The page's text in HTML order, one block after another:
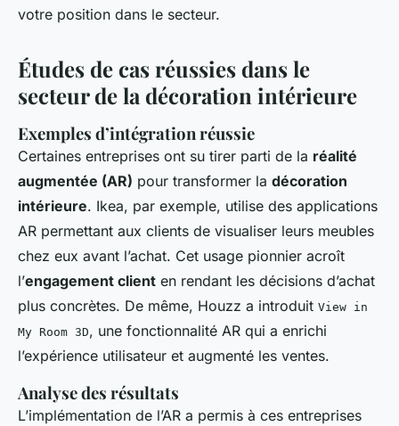
votre position dans le secteur.
Études de cas réussies dans le
secteur de la décoration intérieure
Exemples d’intégration réussie
Certaines entreprises ont su tirer parti de la réalité
augmentée (AR) pour transformer la décoration
intérieure. Ikea, par exemple, utilise des applications
AR permettant aux clients de visualiser leurs meubles
chez eux avant l’achat. Cet usage pionnier acroît
l’engagement client en rendant les décisions d’achat
plus concrètes. De même, Houzz a introduit View in
My Room 3D, une fonctionnalité AR qui a enrichi
l’expérience utilisateur et augmenté les ventes.
Analyse des résultats
L’implémentation de l’AR a permis à ces entreprises